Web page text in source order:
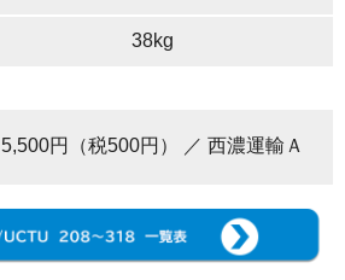
38kg
5,500円（税500円） ／ 西濃運輸Ａ